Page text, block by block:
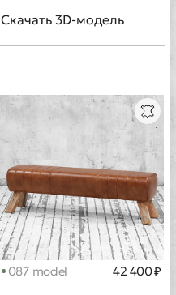
Скачать 3D-модель
087 model 42 400 ₽